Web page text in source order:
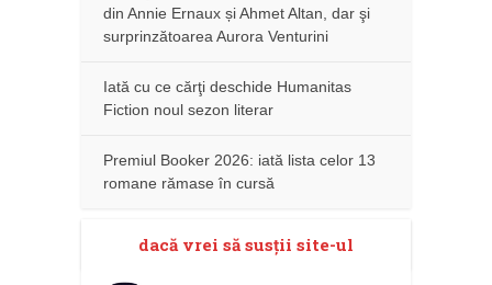
din Annie Ernaux și Ahmet Altan, dar şi
surprinzătoarea Aurora Venturini
Iată cu ce cărţi deschide Humanitas
Fiction noul sezon literar
Premiul Booker 2026: iată lista celor 13
romane rămase în cursă
dacă vrei să susţii site-ul